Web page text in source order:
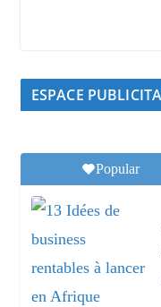
ESPACE
Popular